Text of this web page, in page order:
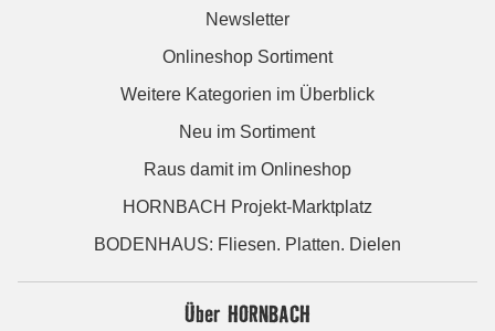
Newsletter
Onlineshop Sortiment
Weitere Kategorien im Überblick
Neu im Sortiment
Raus damit im Onlineshop
HORNBACH Projekt-Marktplatz
BODENHAUS: Fliesen. Platten. Dielen
Über HORNBACH